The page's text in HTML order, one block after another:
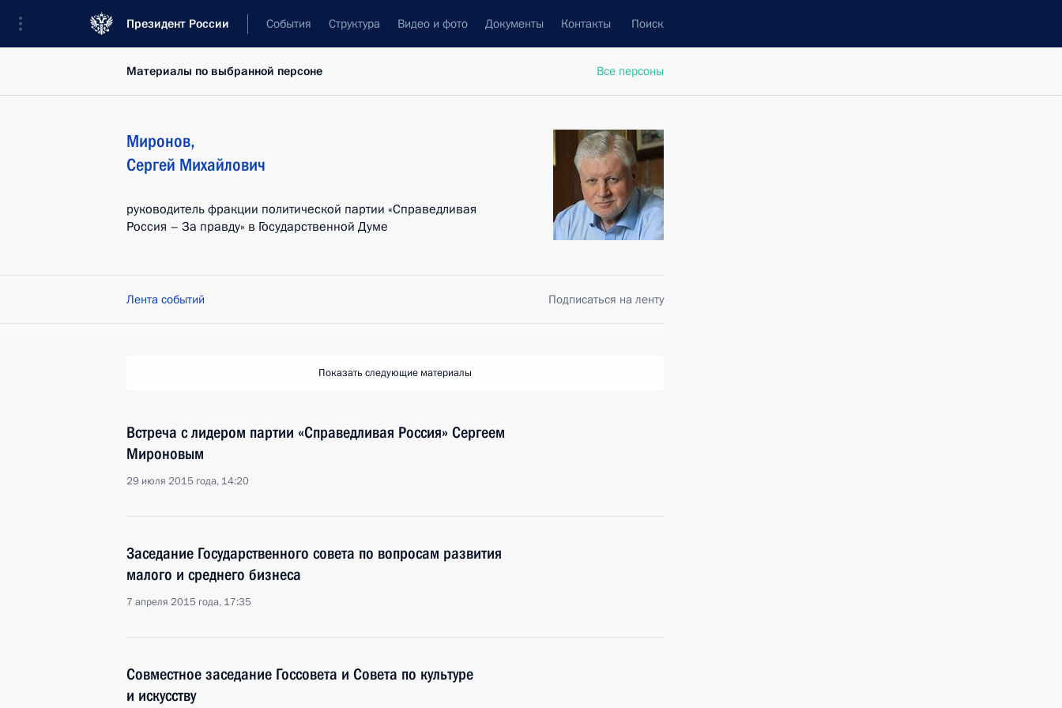
Президент России События Структура Видео и фото Документы Контакты Поиск
Все персоны
Материалы по выбранной персоне
Миронов,
Сергей Михайлович
руководитель фракции политической партии «Справедливая
Россия – За правду» в Государственной Думе
Лента событий Подписаться на ленту
Показать следующие материалы
Встреча с лидером партии «Справедливая Россия» Сергеем
Мироновым
29 июля 2015 года, 14:20
Заседание Государственного совета по вопросам развития
малого и среднего бизнеса
7 апреля 2015 года, 17:35
Совместное заседание Госсовета и Совета по культуре
и искусству